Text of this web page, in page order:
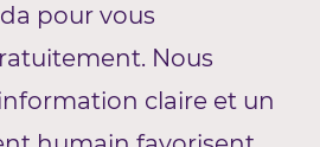
pour vous
Nous
claire et un